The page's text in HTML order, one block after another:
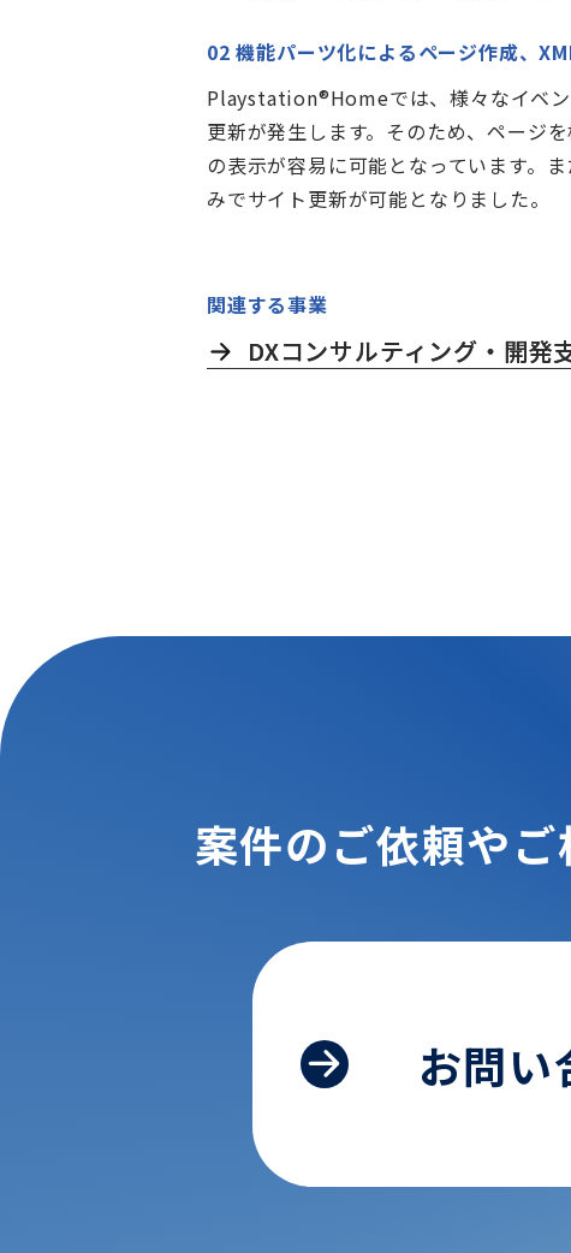
02 機能パーツ化によるページ作成、
Playstation®Homeでは、様々なイベン
更新が発生します。そのため、ページ
の表示が容易に可能となっています。
みでサイト更新が可能となりました。
関連する事業
DXコンサルティング・開発
案件のご依頼やご
お問い